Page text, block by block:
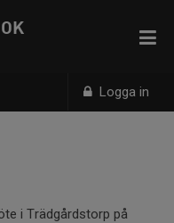
Logga in
i Trädgårdstorp på